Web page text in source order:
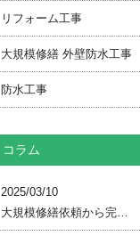
リフォーム工事
大規模修繕 外壁防水工事
防水工事
コラム
2025/03/10
大規模修繕依頼から完…